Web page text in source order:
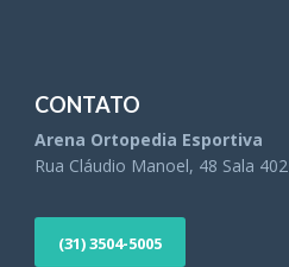
CONTATO
Arena Ortopedia Esportiva
Rua Cláudio Manoel, 48 Sala 402
(31) 3504-5005